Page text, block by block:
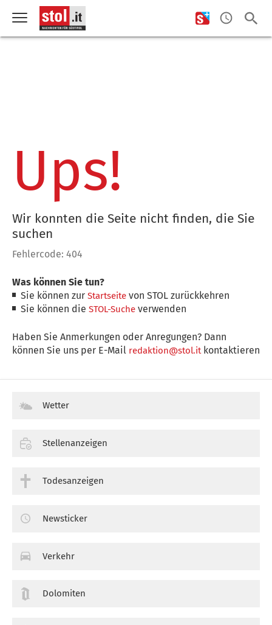
Ups!
Wir konnten die Seite nicht finden, die Sie
suchen
Fehlercode: 404
Was können Sie tun?
Sie können zurStartseite von STOL zurückkehren
Sie können dieSTOL-Suche verwenden
Haben Sie Anmerkungen oder Anregungen? Dann
können Sie uns per E-Mail redaktion@stol.itkontaktieren
Wetter
Stellenanzeigen
Todesanzeigen
Newsticker
Verkehr
Dolomiten